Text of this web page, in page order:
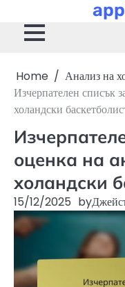
content
Home
Анализ на
Изчерпателен списък
холандски
оценка на
холандски
15/12/2025 by